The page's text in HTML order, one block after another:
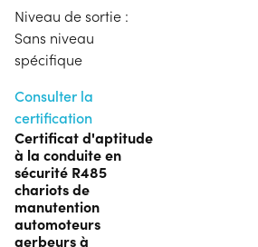
Niveau de sortie :
Sans niveau
spécifique
Consulter la
certification
Certificat d'aptitude
à la conduite en
sécurité R485
chariots de
manutention
automoteurs
gerbeurs à